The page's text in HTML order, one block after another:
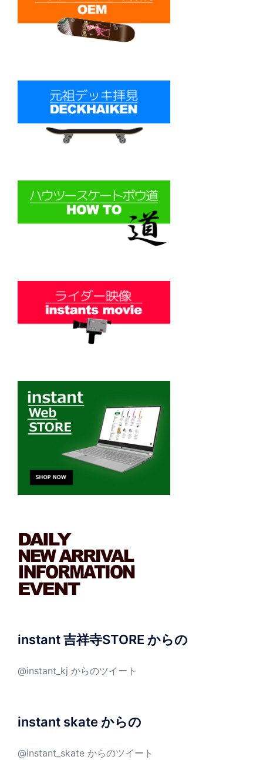
instant 吉祥寺STORE からの
@instant_kj からのツイート
instant skate からの
@instant_skate からのツイート